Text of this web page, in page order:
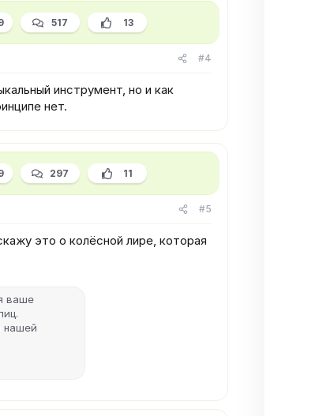
517 13
#4
инструмент, но и как
нет.
297 11
#5
это о колёсной лире, которая
ваше
нашей